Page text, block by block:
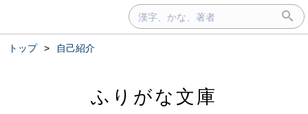
トップ > 自己紹介
ふりがな文庫